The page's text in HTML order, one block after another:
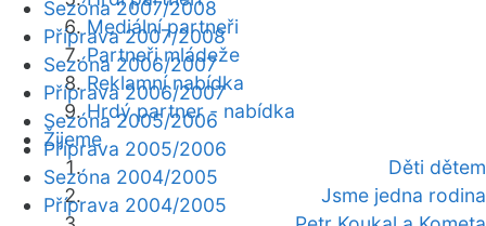
Mediální partneři
Partneři mládeže
Reklamní nabídka
Hrdý partner - nabídka
Žijeme
Děti dětem
Jsme jedna rodina
Sezóna 2007/2008
Příprava 2007/2008
Sezóna 2006/2007
Příprava 2006/2007
Sezóna 2005/2006
Příprava 2005/2006
Sezóna 2004/2005
Příprava 2004/2005